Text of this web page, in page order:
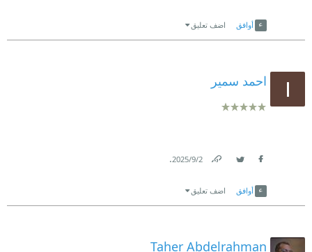
أوافق اضف تعليق
احمد سمير
2‏/9‏/2025
.
أوافق اضف تعليق
Taher Abdelrahman